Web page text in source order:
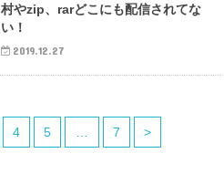
村やzip、rarどこにも配信されてな
い！
2019.12.27
4 5 7 >